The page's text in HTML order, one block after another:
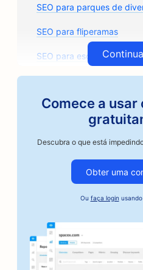
SEO para parques de
SEO para fliperamas
SEO para escritórios de
SEO para lojas de
SEO para oficinas de
SEO para empresas do
SEO para serviços de
SEO para bancos
SEO para padarias
Comece a
Descubra o que está
Obter uma
Ou faça login